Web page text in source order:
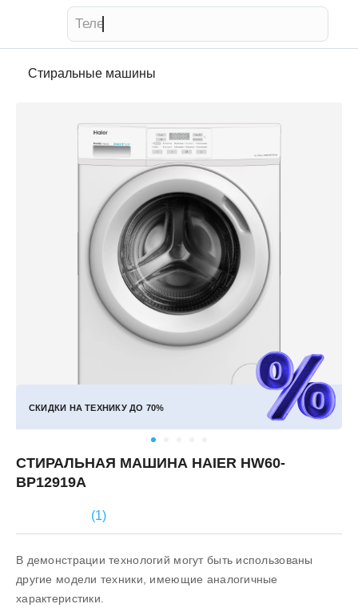
Телевизор
Стиральные машины
СТИРАЛЬНАЯ МАШИНА HAIER HW60-
BP12919A
(1)
СКИДКИ НА ТЕХНИКУ ДО 70%
В демонстрации технологий могут быть использованы
другие модели техники, имеющие аналогичные
характеристики.